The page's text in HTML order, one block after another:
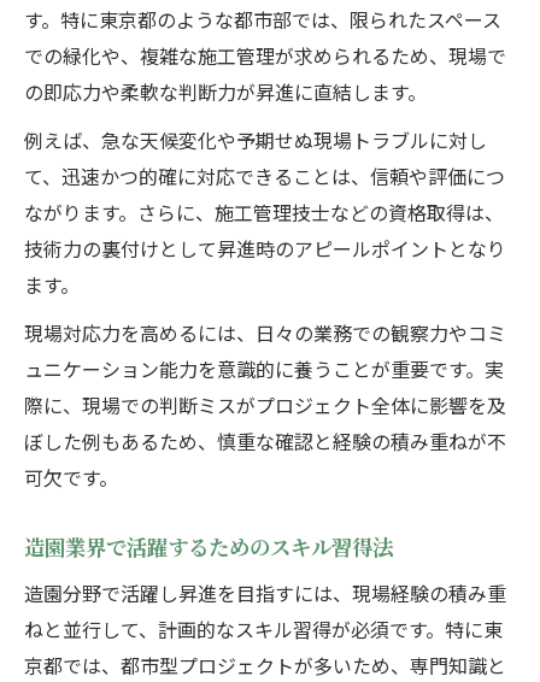
す。特に東京都のような都市部では、限られたスペース
での緑化や、複雑な施工管理が求められるため、現場で
の即応力や柔軟な判断力が昇進に直結します。
例えば、急な天候変化や予期せぬ現場トラブルに対し
て、迅速かつ的確に対応できることは、信頼や評価につ
ながります。さらに、施工管理技士などの資格取得は、
技術力の裏付けとして昇進時のアピールポイントとなり
ます。
現場対応力を高めるには、日々の業務での観察力やコミ
ュニケーション能力を意識的に養うことが重要です。実
際に、現場での判断ミスがプロジェクト全体に影響を及
ぼした例もあるため、慎重な確認と経験の積み重ねが不
可欠です。
造園業界で活躍するためのスキル習得法
造園分野で活躍し昇進を目指すには、現場経験の積み重
ねと並行して、計画的なスキル習得が必須です。特に東
京都では、都市型プロジェクトが多いため、専門知識と